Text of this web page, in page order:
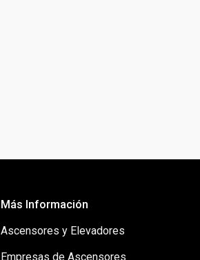
Más Información
Ascensores y Elevadores
Empresas de Ascensores